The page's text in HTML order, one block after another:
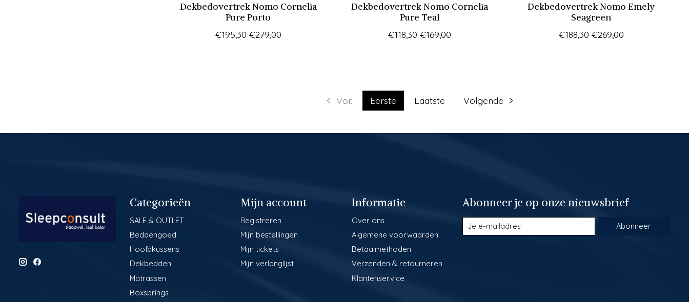
Dekbedovertrek Nomo Cornelia
Pure Porto
€195,30 €279,00
Dekbedovertrek Nomo Cornelia
Pure Teal
€118,30 €169,00
Dekbedovertrek Nomo Emely
Seagreen
€188,30 €269,00
Vor. Eerste Laatste Volgende
Categorieën
SALE & OUTLET
Beddengoed
Hoofdkussens
Dekbedden
Matrassen
Boxsprings
Mijn account
Registreren
Mijn bestellingen
Mijn tickets
Mijn verlanglijst
Informatie
Over ons
Algemene voorwaarden
Betaalmethoden
Verzenden & retourneren
Klantenservice
Abonneer je op onze nieuwsbrief
Abonneer